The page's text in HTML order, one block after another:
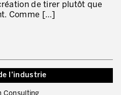
de tirer plutôt que
Comme […]
l’industrie
Consulting